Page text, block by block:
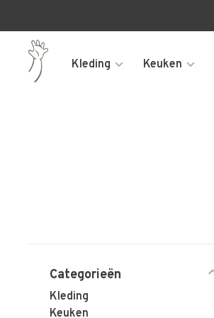
Kleding Keuken
Categorieën
Kleding
Keuken